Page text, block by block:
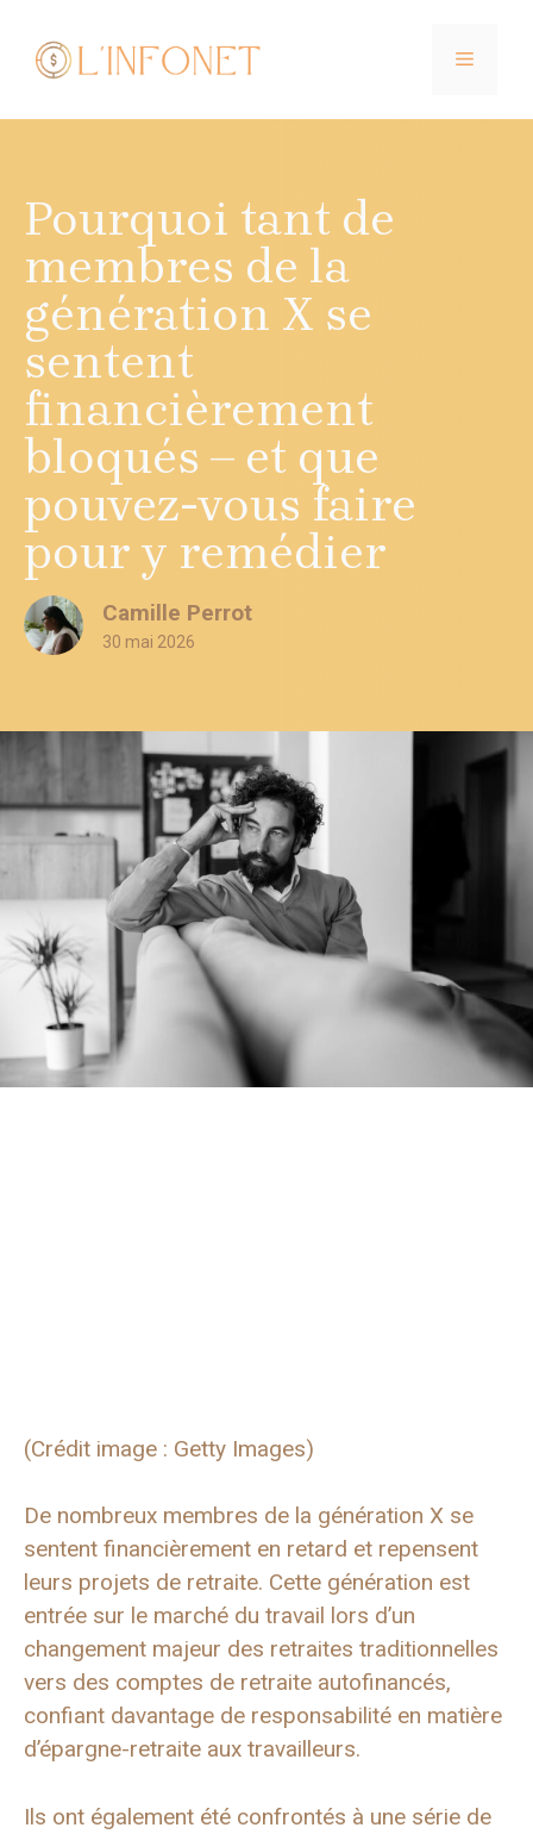
contenu
MENU
Pourquoi tant de
membres de la
génération X se
sentent
financièrement
bloqués – et que
pouvez-vous faire
pour y remédier
Camille Perrot
30 mai 2026
(Crédit image : Getty Images)
De nombreux membres de la génération X se
sentent financièrement en retard et repensent
leurs projets de retraite. Cette génération est
entrée sur le marché du travail lors d’un
changement majeur des retraites traditionnelles
vers des comptes de retraite autofinancés,
confiant davantage de responsabilité en matière
d’épargne-retraite aux travailleurs.
Ils ont également été confrontés à une série de